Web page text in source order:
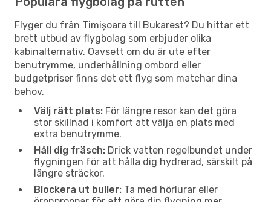
Flyger du från Timișoara till Bukarest? Du hittar ett
brett utbud av flygbolag som erbjuder olika
kabinalternativ. Oavsett om du är ute efter
benutrymme, underhållning ombord eller
budgetpriser finns det ett flyg som matchar dina
behov.
Välj rätt plats: För längre resor kan det göra
stor skillnad i komfort att välja en plats med
extra benutrymme.
Håll dig fräsch: Drick vatten regelbundet under
flygningen för att hålla dig hydrerad, särskilt på
längre sträckor.
Blockera ut buller: Ta med hörlurar eller